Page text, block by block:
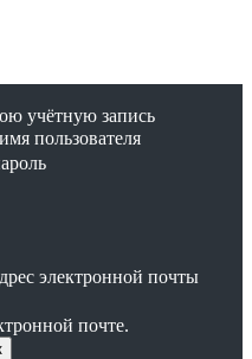
учётную запись
пользователя
электронной почты
почте.